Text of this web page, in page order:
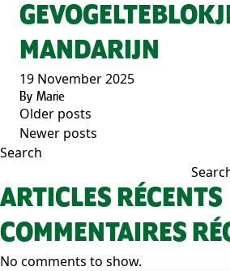
MANDARIJN
19 November 2025
By Marie
POSTS
NAVIGATION
Older posts
Newer posts
Search
ARTICLES RÉCENTS
COMMENTAIRES
No comments to show.